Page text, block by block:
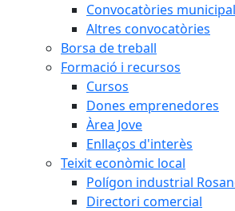
Convocatòries
Altres convocatòries
Borsa de treball
Formació i recursos
Cursos
Dones emprenedores
Àrea Jove
Enllaços d'interès
Teixit econòmic local
Polígon industrial
Directori comercial